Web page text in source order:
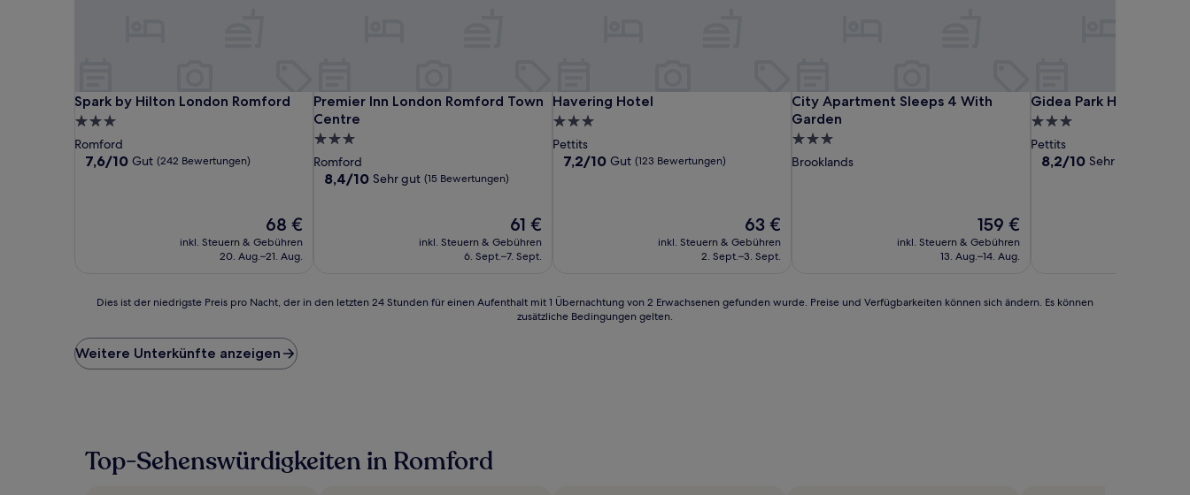
Spark by Hilton London Romford
Spark by Hilton London Romford
3.0-
Sterne-
Unterkunft
Romford
7.6
7,6/10 Gut (242 Bewertungen)
Der
Preis
beträgt
68 €
inkl. Steuern & Gebühren
20. Aug.–21. Aug.
Premier Inn London Romford Town
Centre
Premier Inn London Romford Town Centre
3.0-
Sterne-
Unterkunft
Romford
8.4
8,4/10 Sehr gut (15 Bewertungen)
Der
Preis
beträgt
61 €
inkl. Steuern & Gebühren
6. Sept.–7. Sept.
Havering Hotel
Havering Hotel
3.0-
Sterne-
Unterkunft
Pettits
7.2
7,2/10 Gut (123 Bewertungen)
Der
Preis
beträgt
63 €
inkl. Steuern & Gebühren
2. Sept.–3. Sept.
City Apartment Sleeps 4 With
Garden
City Apartment Sleeps 4 With Garden
3.0-
Sterne-
Brooklands
Der
Preis
beträgt
159 €
inkl. Steuern & Gebühren
13. Aug.–14. Aug.
Gidea Park Hotel
Gidea Park Hotel
3.0-
Sterne-
Unterkunft
Pettits
8.2
8,2/10 Sehr gut
der
niedrigste
Preis
letzten
24 Stunden
Dies ist der niedrigste Preis pro Nacht, der in den letzten 24 Stunden für einen Aufenthalt mit 1 Übernachtung von 2 Erwachsenen gefunden wurde. Preise und Verfügbarkeiten können sich ändern. Es können
zusätzliche Bedingungen gelten.
Weitere Unterkünfte anzeigen
Top-Sehenswürdigkeiten in Romford